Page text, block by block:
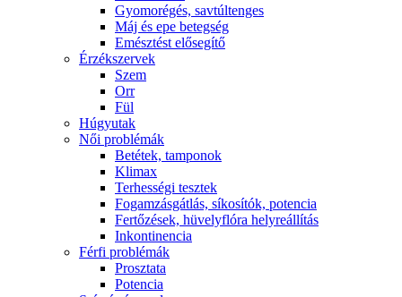
Gyomorégés, savtúltenges
Máj és epe betegség
Emésztést elősegítő
Érzékszervek
Szem
Orr
Fül
Húgyutak
Női problémák
Betétek, tamponok
Klimax
Terhességi tesztek
Fogamzásgátlás, síkosítók, potencia
Fertőzések, hüvelyflóra helyreállítás
Inkontinencia
Férfi problémák
Prosztata
Potencia